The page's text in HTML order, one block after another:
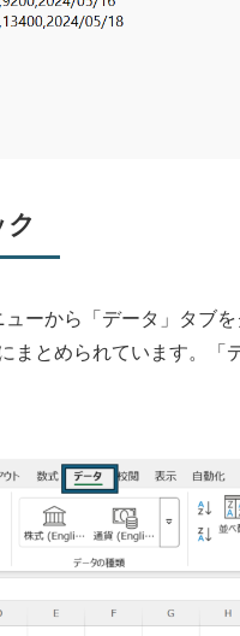
ーから「データ」タブ
まとめられています。「